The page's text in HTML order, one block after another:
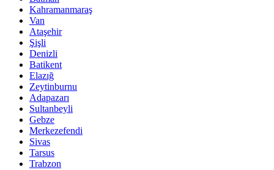
Kahramanmaraş
Van
Ataşehir
Şişli
Denizli
Batikent
Elazığ
Zeytinburnu
Adapazarı
Sultanbeyli
Gebze
Merkezefendi
Sivas
Tarsus
Trabzon